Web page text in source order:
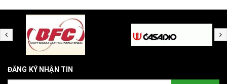
ĐĂNG KÝ NHẬN TIN